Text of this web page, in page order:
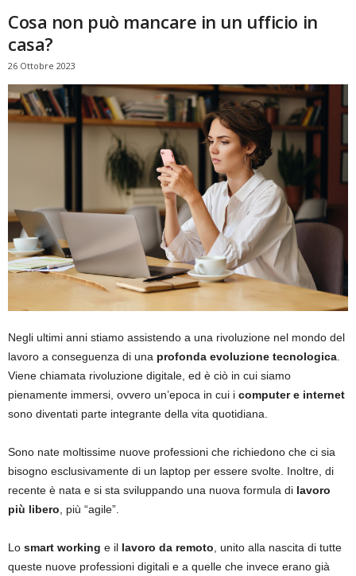
Cosa non può mancare in un ufficio in
casa?
26 Ottobre 2023
Negli ultimi anni stiamo assistendo a una rivoluzione nel mondo del
lavoro a conseguenza di una profonda evoluzione tecnologica
Viene chiamata rivoluzione digitale, ed è ciò in cui siamo
pienamente immersi, ovvero un’epoca in cui i computer e internet
sono diventati parte integrante della vita quotidiana.
Sono nate moltissime nuove professioni che richiedono che ci sia
bisogno esclusivamente di un laptop per essere svolte. Inoltre, di
recente è nata e si sta sviluppando una nuova formula di lavoro
più libero , più “agile”.
Lo smart working e il lavoro da remoto , unito alla nascita di tutte
queste nuove professioni digitali e a quelle che invece erano già